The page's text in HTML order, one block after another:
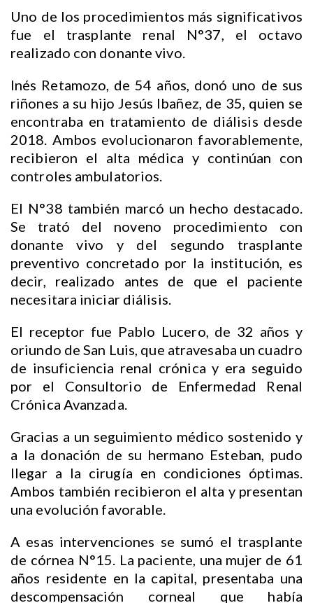
Uno de los procedimientos más significativos
fue el trasplante renal N°37, el octavo
realizado con donante vivo.
Inés Retamozo, de 54 años, donó uno de sus
riñones a su hijo Jesús Ibañez, de 35, quien se
encontraba en tratamiento de diálisis desde
2018. Ambos evolucionaron favorablemente,
recibieron el alta médica y continúan con
controles ambulatorios.
El N°38 también marcó un hecho destacado.
Se trató del noveno procedimiento con
donante vivo y del segundo trasplante
preventivo concretado por la institución, es
decir, realizado antes de que el paciente
necesitara iniciar diálisis.
El receptor fue Pablo Lucero, de 32 años y
oriundo de San Luis, que atravesaba un cuadro
de insuficiencia renal crónica y era seguido
por el Consultorio de Enfermedad Renal
Crónica Avanzada.
Gracias a un seguimiento médico sostenido y
a la donación de su hermano Esteban, pudo
llegar a la cirugía en condiciones óptimas.
Ambos también recibieron el alta y presentan
una evolución favorable.
A esas intervenciones se sumó el trasplante
de córnea N°15. La paciente, una mujer de 61
años residente en la capital, presentaba una
descompensación corneal que había